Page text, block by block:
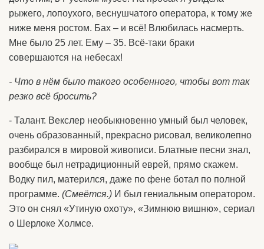
рыжего, лопоухого, веснушчатого оператора, к тому же
ниже меня ростом. Бах – и всё! Влюбилась насмерть.
Мне было 25 лет. Ему – 35. Всё-таки браки
совершаются на небесах!
- Что в нём было такого особенного, чтобы вот так
резко всё бросить?
- Талант. Векслер необыкновенно умный был человек,
очень образованный, прекрасно рисовал, великолепно
разбирался в мировой живописи. Блатные песни знал,
вообще был нетрадиционный еврей, прямо скажем.
Водку пил, матерился, даже по фене ботал по полной
программе. (Смеётся.) И был гениальным оператором.
Это он снял «Утиную охоту», «Зимнюю вишню», сериал
о Шерлоке Холмсе.